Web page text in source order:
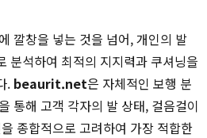
깔창을 넣는 것을 넘어, 개인의 발
분석하여 최적의 지지력과 쿠셔닝을
. beaurit.net은 자체적인 보행 분
통해 고객 각자의 발 상태, 걸음걸이
종합적으로 고려하여 가장 적합한